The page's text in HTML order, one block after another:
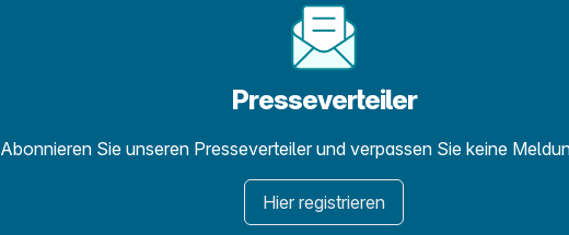
Presseverteiler
Abonnieren Sie unseren Presseverteiler und verpassen Sie keine
Hier registrieren